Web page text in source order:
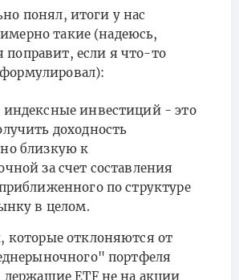
понял, итоги у нас
такие (надеюсь,
поправит, если я что-то
инвестиций - это
доходность
близкую к
за счет составления
по структуре
в целом.
которые отклоняются от
портфеля
ETF не на акции